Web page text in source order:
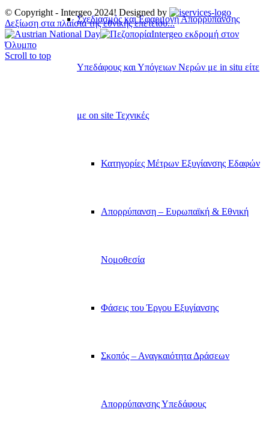
Σχεδιασμός και Εφαρμογή Απορρύπανσης
Υπεδάφους και Υπόγειων Νερών με in situ είτε
με on site Τεχνικές
Κατηγορίες Μέτρων Εξυγίανσης Εδαφών
Απορρύπανση – Ευρωπαϊκή & Εθνική
Νομοθεσία
Φάσεις του Έργου Εξυγίανσης
Σκοπός – Αναγκαιότητα Δράσεων
Απορρύπανσης Υπεδάφους
© Copyright - Intergeo 2024! Designed by
Δεξίωση στα πλαίσια της εθνικής επετείου...
Intergeo εκδρομή στον
Όλυμπο
Scroll to top